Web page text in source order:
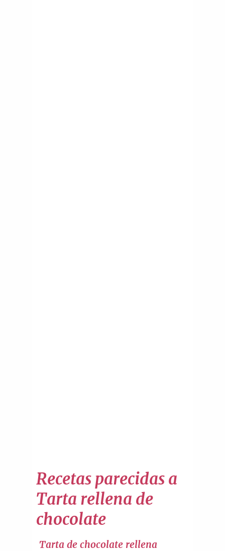
Recetas parecidas a
Tarta rellena de
chocolate
Tarta de chocolate rellena